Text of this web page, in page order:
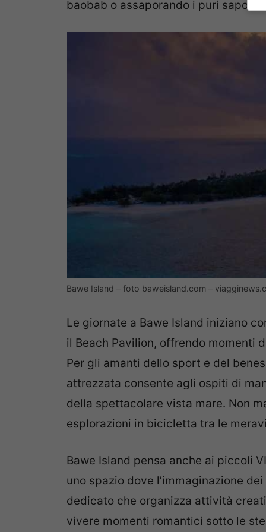
baobab o assaporando i puri sapori
Bawe Island – foto baweisland.com –
Le giornate a Bawe Island iniziano
il Beach Pavilion, offrendo momenti
Per gli amanti dello sport e del
attrezzata consente agli ospiti di
della spettacolare vista mare. Non
esplorazioni in bicicletta tra le
Bawe Island pensa anche ai piccoli
uno spazio dove l’immaginazione
dedicato che organizza attività
vivere momenti romantici sotto le